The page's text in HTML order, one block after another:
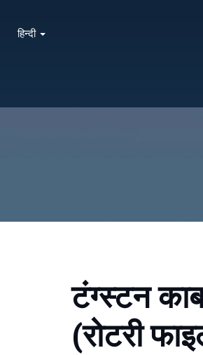
हिन्दी
टंग्स्टन
(रोटरी